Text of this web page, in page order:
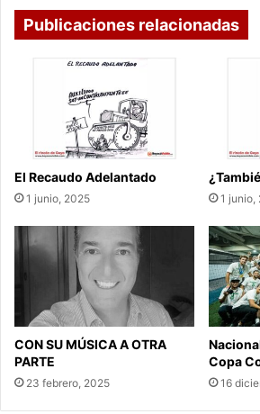
Publicaciones relacionadas
El Recaudo Adelantado
1 junio, 2025 1 junio,
CON SU MÚSICA A OTRA
PARTE
23 febrero, 2025
Copa
16